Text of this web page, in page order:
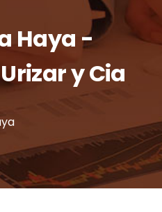
Haya -
y Cia